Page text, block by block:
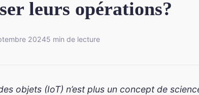
leurs opérations?
20245 min de lecture
objets (IoT) n’est plus un concept de